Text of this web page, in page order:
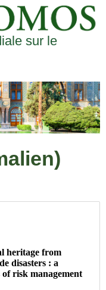
sur le
heritage from
disasters : a
risk management